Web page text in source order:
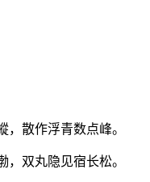
，散作浮青数点峰。
，双丸隐见宿长松。